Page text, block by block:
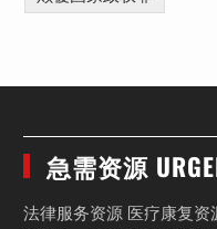
急需资源
法律服务资源 医疗康复